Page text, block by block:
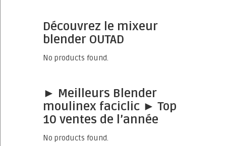
Découvrez le mixeur
blender OUTAD
No products found.
► Meilleurs Blender
moulinex faciclic ► Top
10 ventes de l’année
No products found.